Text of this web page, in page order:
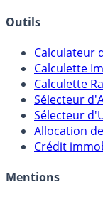
Outils
Calculateur
Calculette
Calculette
Sélecteur
Sélecteur
Allocation
Crédit
Mentions